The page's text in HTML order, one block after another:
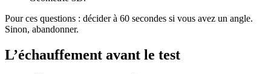
Pour ces questions : décider à 60 secondes si vous avez un angle.
Sinon, abandonner.
L’échauffement avant le test